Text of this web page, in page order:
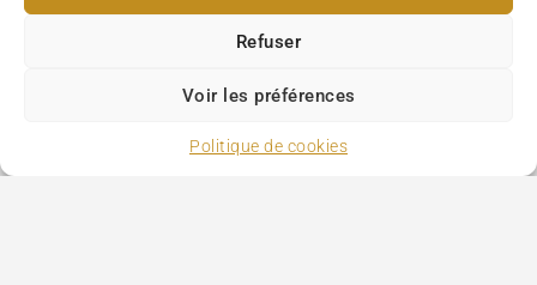
Refuser
Voir les préférences
Politique de cookies